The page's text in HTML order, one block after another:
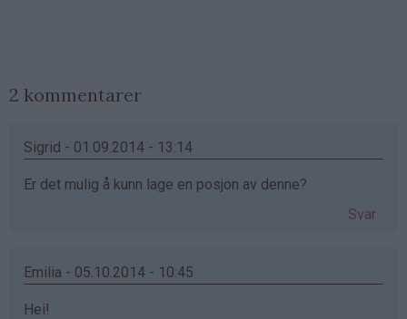
2 kommentarer
Sigrid - 01.09.2014 - 13:14
Er det mulig å kunn lage en posjon av denne?
Svar
Emilia - 05.10.2014 - 10:45
Hei!